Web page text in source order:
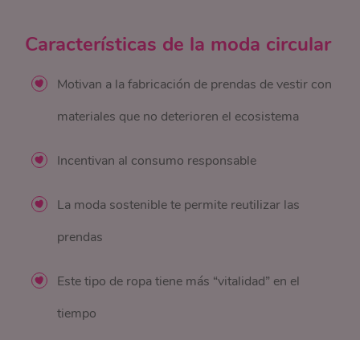
Características de la moda circular
Motivan a la fabricación de prendas de vestir con
materiales que no deterioren el ecosistema
Incentivan al consumo responsable
La moda sostenible te permite reutilizar las
prendas
Este tipo de ropa tiene más “vitalidad” en el
tiempo